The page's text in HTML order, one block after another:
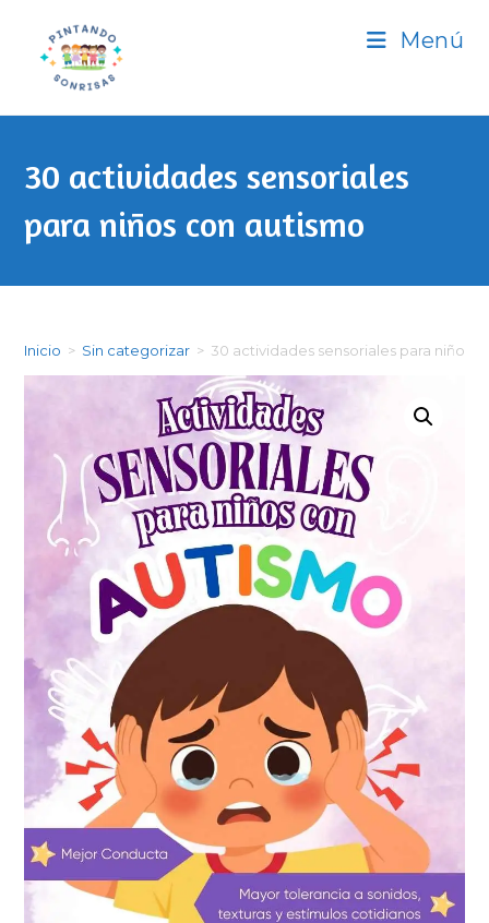
contenido
Menú
30 actividades sensoriales
para niños con autismo
Inicio > Sin categorizar > 30 actividades sensoriales para niños